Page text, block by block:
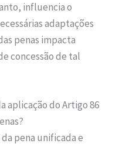
influencia o
adaptações
penas impacta
concessão de tal
aplicação do Artigo 86
pena unificada e